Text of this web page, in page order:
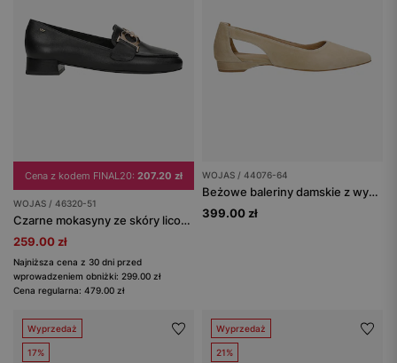
Cena z kodem FINAL20: 207.20 zł
WOJAS / 46320-51
Czarne mokasyny ze skóry licowej ze złotą ozdobą
259.00 zł
Najniższa cena z 30 dni przed
wprowadzeniem obniżki: 299.00 zł
Cena regularna: 479.00 zł
WOJAS / 44076-64
Beżowe baleriny damskie z wycięciem
399.00 zł
Wyprzedaż
17%
Wyprzedaż
21%